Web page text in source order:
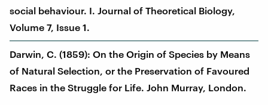
social behaviour. I. Journal of Theoretical Biology,
Volume 7, Issue 1.
Darwin, C. (1859): On the Origin of Species by Means
of Natural Selection, or the Preservation of Favoured
Races in the Struggle for Life. John Murray, London.